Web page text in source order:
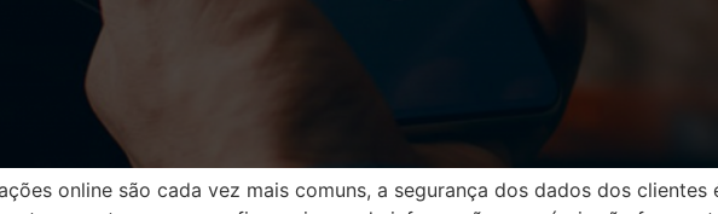
online são cada vez mais comuns, a segurança dos dados dos